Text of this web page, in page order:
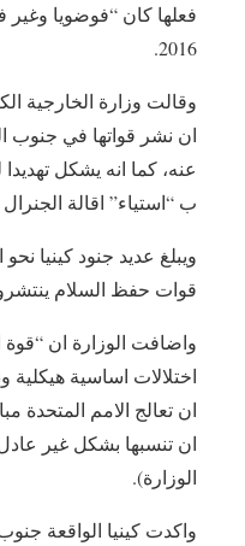
فعلها كان “فوضويا
2016.
وقالت وزارة الخارجية
ان نشر قواتها في جنوب
عنه، كما انه يشكل
ب “استياء” اقالة
قوات حفظ السلام
واضافت الوزارة ان “قوة
اختلالات اساسية
ان تعالج الامم المتحدة
ان تنسبها بشكل غير
الوزارة).
واكدت كينيا الواقعة